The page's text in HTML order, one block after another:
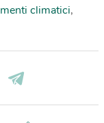
climatici,